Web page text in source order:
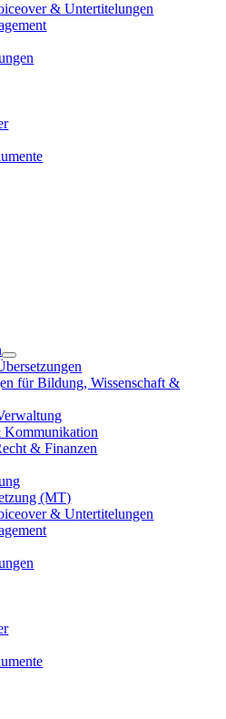
& Untertitelungen
für Bildung, Wissenschaft &
& Finanzen
(MT)
& Untertitelungen